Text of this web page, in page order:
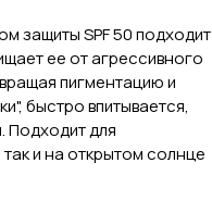
защиты SPF 50 подходит
ее от агрессивного
пигментацию и
быстро впитывается,
Подходит для
и на открытом солнце